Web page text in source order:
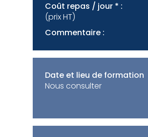
Coût repas / jour * :
(prix HT)
Commentaire :
Date et lieu de formation
Nous consulter